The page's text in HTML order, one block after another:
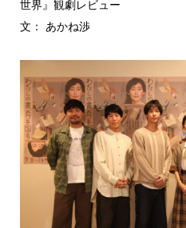
世界』観劇レビュー
文： あかね渉